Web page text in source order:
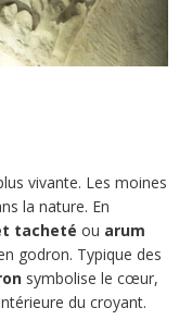
vivante. Les moines
la nature. En
tacheté ou arum
godron. Typique des
symbolise le cœur,
du croyant.